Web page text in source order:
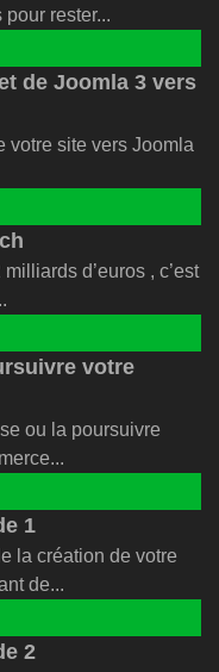
rester...
de Joomla 3 vers
votre site vers Joomla
d’euros , c’est
votre
ou la poursuivre
1
la création de votre
de...
2